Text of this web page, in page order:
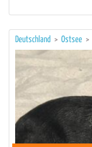
Deutschland > Ostsee >